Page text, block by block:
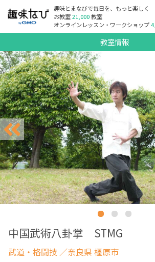
趣味とまなびで毎日を、もっと楽しく
お教室21,000教室
オンラインレッスン・ワークショップ
教室情報
中国武術八卦掌 STMG
武道・格闘技 ／奈良県 橿原市